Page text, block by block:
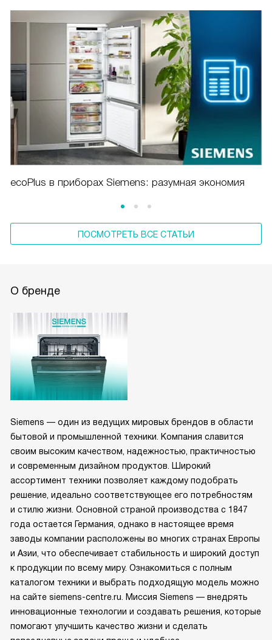
ecoPlus в приборах Siemens: разумная экономия
ПОСМОТРЕТЬ ВСЕ СТАТЬИ
О бренде
Siemens — один из ведущих мировых брендов в области
бытовой и промышленной техники. Компания славится
своим высоким качеством, надежностью, практичностью
и современным дизайном продуктов. Широкий
ассортимент техники позволяет каждому подобрать
решение, идеально соответствующее его потребностям
и стилю жизни. Основной страной производства с 1847
года остается Германия, однако в настоящее время
заводы компании расположены во многих странах Европы
и Азии, что обеспечивает стабильность и широкий доступ
к продукции по всему миру. Ознакомиться с полным
каталогом техники и выбрать подходящую модель можно
на сайте siemens-centre.ru. Миссия Siemens — внедрять
инновационные технологии и создавать решения, которые
помогают улучшить качество жизни и сделать